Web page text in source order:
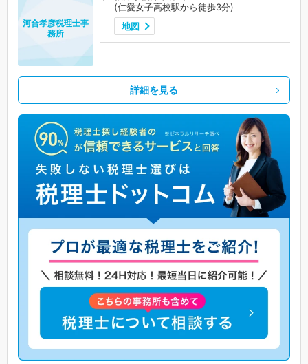
(仁愛女子高校駅から徒歩3分)
地図
河合孝彦税理士事
務所
詳細を見る